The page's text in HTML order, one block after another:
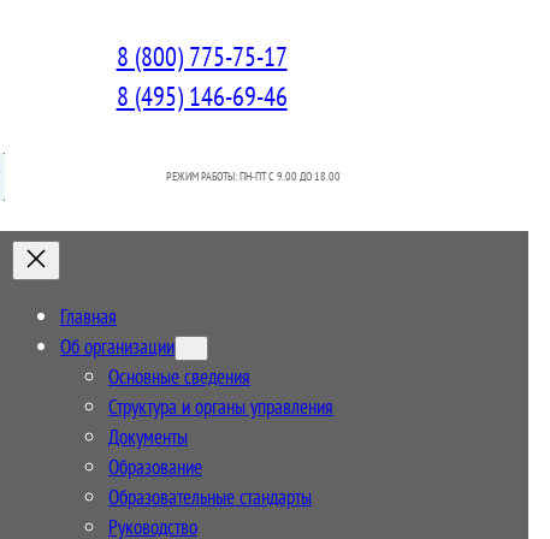
8 (800) 775-75-17
8 (495) 146-69-46
РЕЖИМ РАБОТЫ: ПН-ПТ C 9.00 ДО 18.00
Главная
Об организации
Основные сведения
Структура и органы управления
Документы
Образование
Образовательные стандарты
Руководство